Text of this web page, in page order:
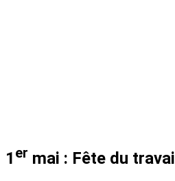
1 er mai : Fête du travail